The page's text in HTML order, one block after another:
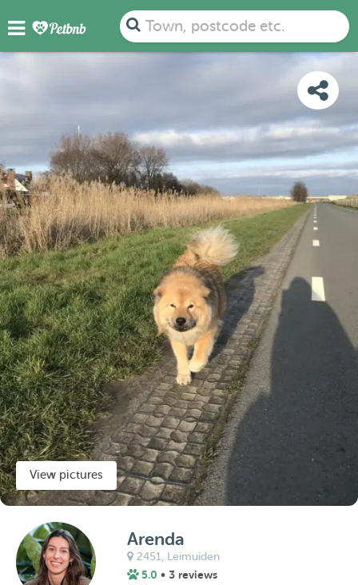
Town, postcode etc.
PHOTOS REVIEWS
View pictures
Arenda
2451, Leimuiden
5.0 • 3 reviews